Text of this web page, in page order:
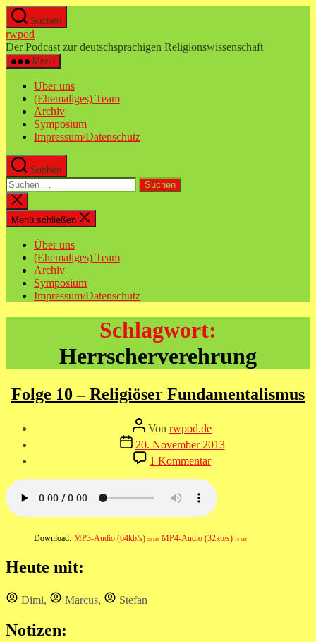
Zum
Inhalt
springen
Suchen
rwpod
Der Podcast zur deutschsprachigen Religionswissenschaft
Menü
Über uns
(Ehemaliges) Team
Archiv
Symposium
Impressum/Datenschutz
Suchen
Suchen
nach:
Suche
schließen
Menü schließen
Über uns
(Ehemaliges) Team
Archiv
Symposium
Impressum/Datenschutz
Schlagwort:
Herrscherverehrung
Folge 10 – Religiöser Fundamentalismus
Beitragsautor
Von rwpod.de
Veröffentlichungsdatum
20. November 2013
1 Kommentarzu
Folge
10
–
Religiöser
Download: MP3-Audio (64kb/s) 22 MB MP4-Audio (32kb/s) 12 MB
Heute mit:
Dimi, Marcus, Stefan
Notizen: